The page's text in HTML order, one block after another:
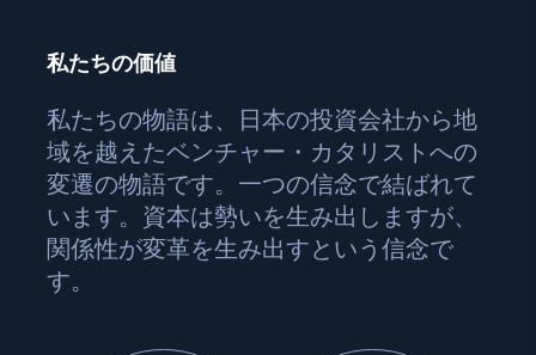
私たちの価値
私たちの物語は、日本の投資会社から地
域を越えたベンチャー・カタリストへの
変遷の物語です。一つの信念で結ばれて
います。資本は勢いを生み出しますが、
関係性が変革を生み出すという信念で
す。